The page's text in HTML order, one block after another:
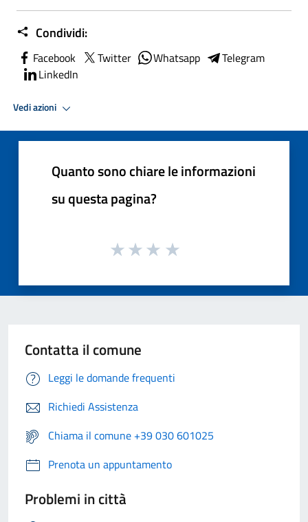
Condividi:
Facebook Twitter Whatsapp
Telegram
LinkedIn
Vedi azioni
Quanto sono chiare le informazioni
su questa pagina?
Contatta il comune
Leggi le domande frequenti
Richiedi Assistenza
Chiama il comune +39 030 601025
Prenota un appuntamento
Problemi in città